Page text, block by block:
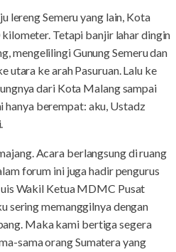
lereng Semeru yang lain, Kota
Tetapi banjir lahar dingin
mengelilingi Gunung Semeru dan
ke arah Pasuruan. Lalu ke
dari Kota Malang sampai
hanya berempat: aku, Ustadz
Acara berlangsung di ruang
forum ini juga hadir pengurus
Wakil Ketua MDMC Pusat
sering memanggilnya dengan
Maka kami bertiga segera
sama orang Sumatera yang